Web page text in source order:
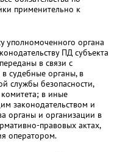
применительно к
уполномоченного органа
ПД субъекта
в связи с
судебные органы, в
службы безопасности,
комитета; в иные
законодательством и
органы и организации в
правовых актах,
оператором.